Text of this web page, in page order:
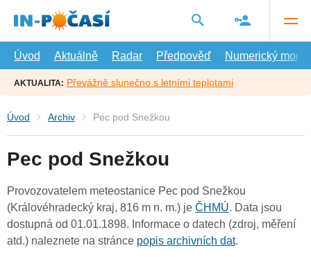
hlavní
Úvod
Aktuálně Radar Předpověď Numerický model
AKTUALITA: Převážně slunečno s letními teplotami
Úvod Archiv Pec pod Snežkou
Pec pod Snežkou
Provozovatelem meteostanice Pec pod Snežkou
(Královéhradecký kraj, 816 m n. m.) je ČHMÚ. Data jsou
dostupná od 01.01.1898. Informace o datech (zdroj, měření
atd.) naleznete na stránce popis archivních dat.